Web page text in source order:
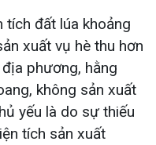
tích đất lúa khoảng
xuất vụ hè thu hơn
phương, hằng
không sản xuất
yếu là do sự thiếu
tích sản xuất